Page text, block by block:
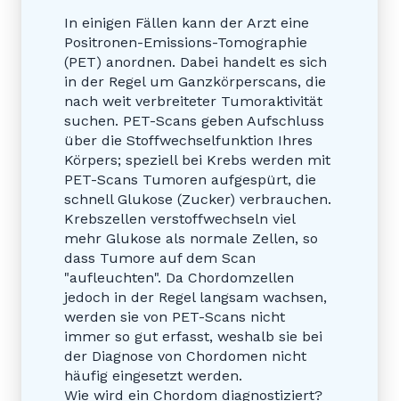
In einigen Fällen kann der Arzt eine
Positronen-Emissions-Tomographie
(PET) anordnen. Dabei handelt es sich
in der Regel um Ganzkörperscans, die
nach weit verbreiteter Tumoraktivität
suchen. PET-Scans geben Aufschluss
über die Stoffwechselfunktion Ihres
Körpers; speziell bei Krebs werden mit
PET-Scans Tumoren aufgespürt, die
schnell Glukose (Zucker) verbrauchen.
Krebszellen verstoffwechseln viel
mehr Glukose als normale Zellen, so
dass Tumore auf dem Scan
"aufleuchten". Da Chordomzellen
jedoch in der Regel langsam wachsen,
werden sie von PET-Scans nicht
immer so gut erfasst, weshalb sie bei
der Diagnose von Chordomen nicht
häufig eingesetzt werden.
Wie wird ein Chordom diagnostiziert?